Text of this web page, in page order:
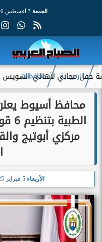
الجمعة 7 أغسطس 2026
لأهالي السويس على
الرئيسية محافظات
محافظ أسيوط
مركزي أبوتيج
الأربعاء